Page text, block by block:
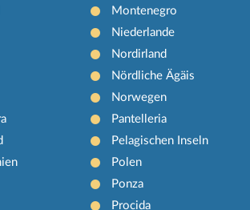
Montenegro
Niederlande
Nordirland
Nördliche Ägäis
Norwegen
Pantelleria
Pelagischen Inseln
Polen
Ponza
Procida